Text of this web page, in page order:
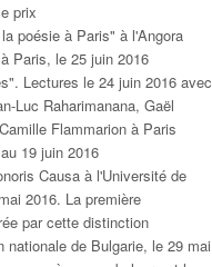
prix
poésie à Paris" à l'Angora
Paris, le 25 juin 2016
Lectures le 24 juin 2016 avec
Luc Raharimanana, Gaël
Flammarion à Paris
19 juin 2016
Causa à l'Université de
2016. La première
par cette distinction
de Bulgarie, le 29 mai